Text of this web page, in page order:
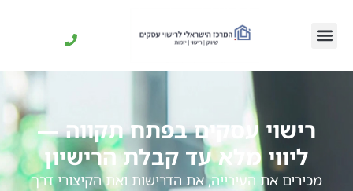
רישוי עסקים בפתח תקווה —
ליווי מלא עד קבלת הרישיון
מכירים את העירייה, את הדרישות ואת הקיצורי דרך